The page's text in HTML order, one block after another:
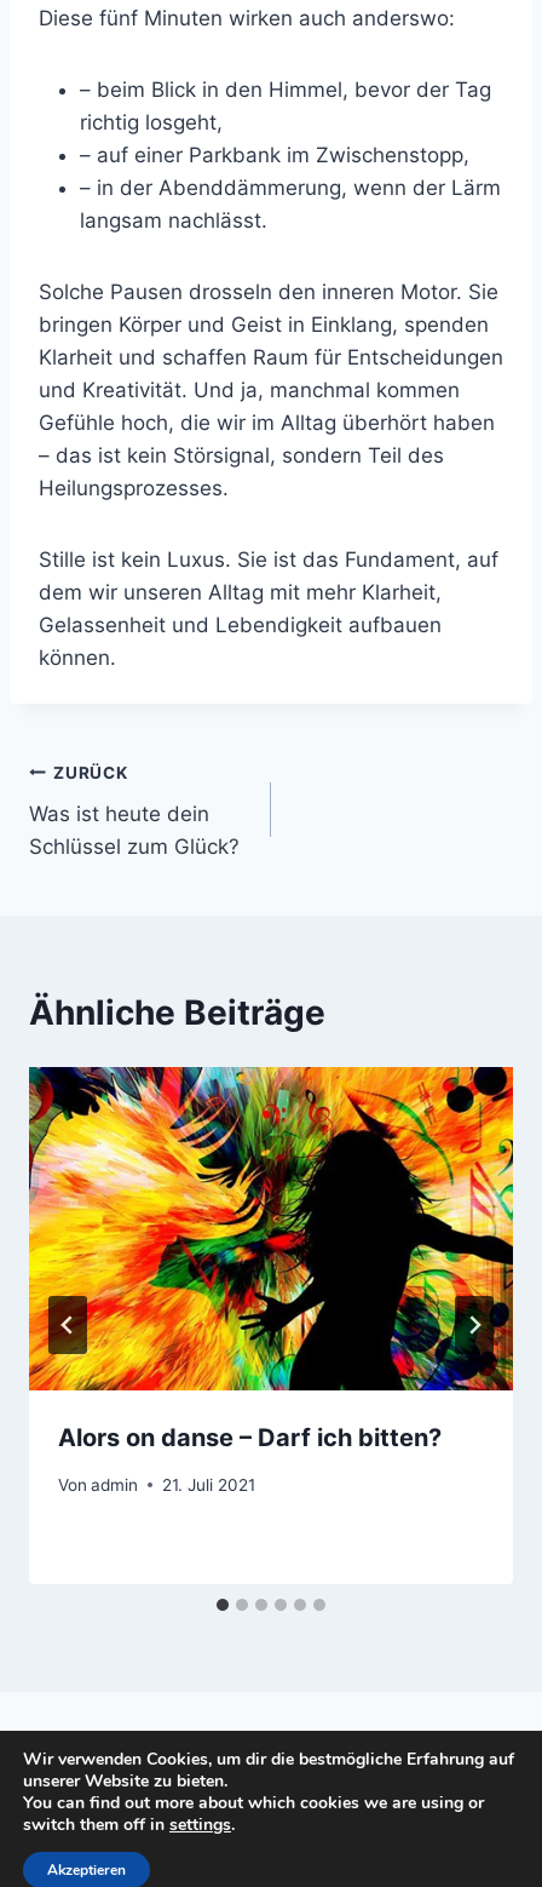
Diese fünf Minuten wirken auch anderswo:
– beim Blick in den Himmel, bevor der Tag
richtig losgeht,
– auf einer Parkbank im Zwischenstopp,
– in der Abenddämmerung, wenn der Lärm
langsam nachlässt.
Solche Pausen drosseln den inneren Motor. Sie
bringen Körper und Geist in Einklang, spenden
Klarheit und schaffen Raum für Entscheidungen
und Kreativität. Und ja, manchmal kommen
Gefühle hoch, die wir im Alltag überhört haben
– das ist kein Störsignal, sondern Teil des
Heilungsprozesses.
Stille ist kein Luxus. Sie ist das Fundament, auf
dem wir unseren Alltag mit mehr Klarheit,
Gelassenheit und Lebendigkeit aufbauen
können.
Beitrags-
Navigation
ZURÜCK
Was ist heute dein
Schlüssel zum Glück?
Ähnliche Beiträge
Alors on danse – Darf ich bitten?
Von admin 21. Juli 2021
© 2026 manuela-buech.de - WordPress Theme
vonKadence WP
Wir verwenden Cookies, um dir die bestmögliche Erfahrung auf
unserer Website zu bieten.
You can find out more about which cookies we are using or
switch them off in settings.
Akzeptieren